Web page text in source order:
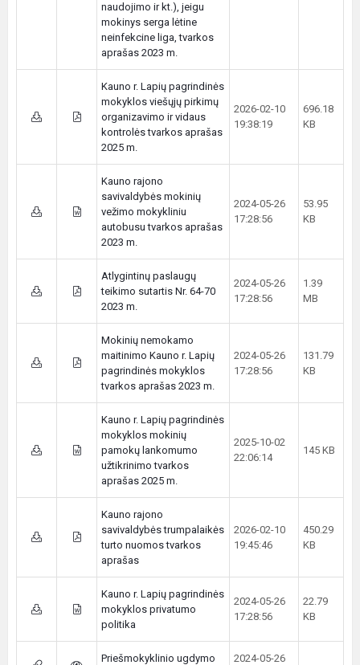
naudojimo ir kt.), jeigu
mokinys serga lėtine
neinfekcine liga, tvarkos
aprašas 2023 m.
Kauno r. Lapių pagrindinės
mokyklos viešųjų pirkimų
organizavimo ir vidaus
kontrolės tvarkos aprašas
2025 m.
2026-02-10
19:38:19
696.18
KB
Kauno rajono
savivaldybės mokinių
vežimo mokykliniu
autobusu tvarkos aprašas
2023 m.
2024-05-26
17:28:56
53.95
KB
Atlygintinų paslaugų
teikimo sutartis Nr. 64-70
2023 m.
2024-05-26
17:28:56
1.39
MB
Mokinių nemokamo
maitinimo Kauno r. Lapių
pagrindinės mokyklos
tvarkos aprašas 2023 m.
2024-05-26
17:28:56
131.79
KB
Kauno r. Lapių pagrindinės
mokyklos mokinių
pamokų lankomumo
užtikrinimo tvarkos
aprašas 2025 m.
2025-10-02
22:06:14
145 KB
Kauno rajono
savivaldybės trumpalaikės
turto nuomos tvarkos
aprašas
2026-02-10
19:45:46
450.29
KB
Kauno r. Lapių pagrindinės
mokyklos privatumo
politika
2024-05-26
17:28:56
22.79
KB
Priešmokyklinio ugdymo
2024-05-26